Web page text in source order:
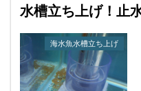
水槽立ち上げ！止
海水魚水槽立ち上げ